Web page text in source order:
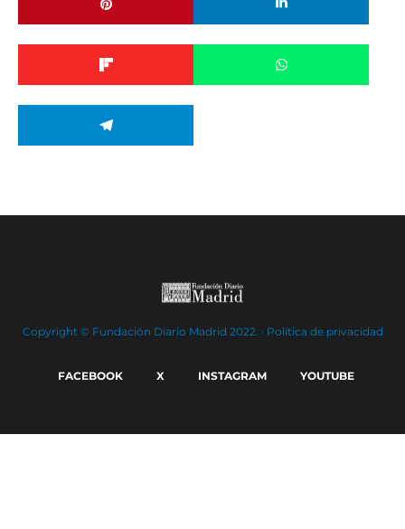
Copyright © Fundación Diario Madrid 2022. · Política de privacidad
FACEBOOK X INSTAGRAM YOUTUBE